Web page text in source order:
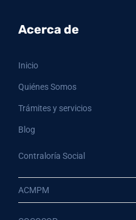
Acerca de
Inicio
Quiénes Somos
Trámites y servicios
Blog
Contraloría Social
ACMPM